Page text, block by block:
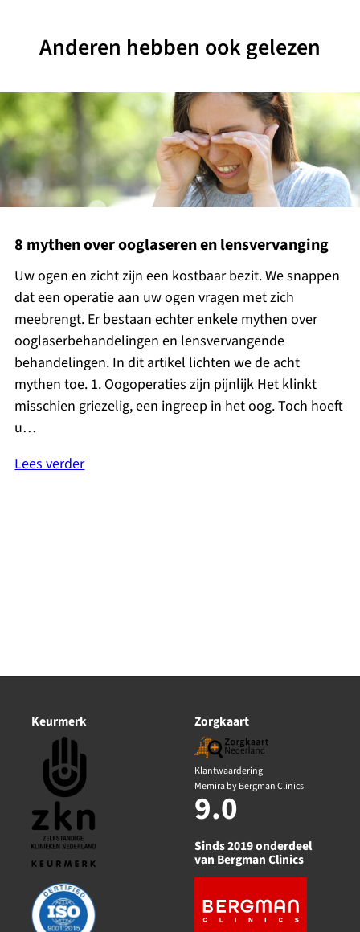
Anderen hebben ook gelezen
8 mythen over ooglaseren en lensvervanging
Uw ogen en zicht zijn een kostbaar bezit. We snappen
dat een operatie aan uw ogen vragen met zich
meebrengt. Er bestaan echter enkele mythen over
ooglaserbehandelingen en lensvervangende
behandelingen. In dit artikel lichten we de acht
mythen toe. 1. Oogoperaties zijn pijnlijk Het klinkt
misschien griezelig, een ingreep in het oog. Toch hoeft
u…
Lees verder
Keurmerk Zorgkaart
Klantwaardering
Memira by Bergman Clinics
9.0
Sinds 2019 onderdeel
van Bergman Clinics